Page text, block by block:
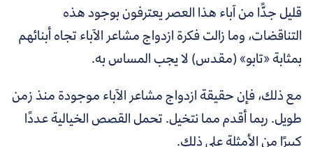
قليل جدًّا من آباء هذا العصر يعترفون بوجود هذه
التناقضات، وما زالت فكرة ازدواج مشاعر الآباء تجاه أبنائهم
بمثابة «تابو» (مقدس) لا يجب المساس به.
مع ذلك، فإن حقيقة ازدواج مشاعر الآباء موجودة منذ زمن
طويل. ربما أقدم مما نتخيل. تحمل القصص الخيالية عددًا
كبيرًا من الأمثلة على ذلك.